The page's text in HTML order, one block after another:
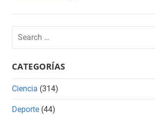
Search
for:
CATEGORÍAS
Ciencia (314)
Deporte (44)